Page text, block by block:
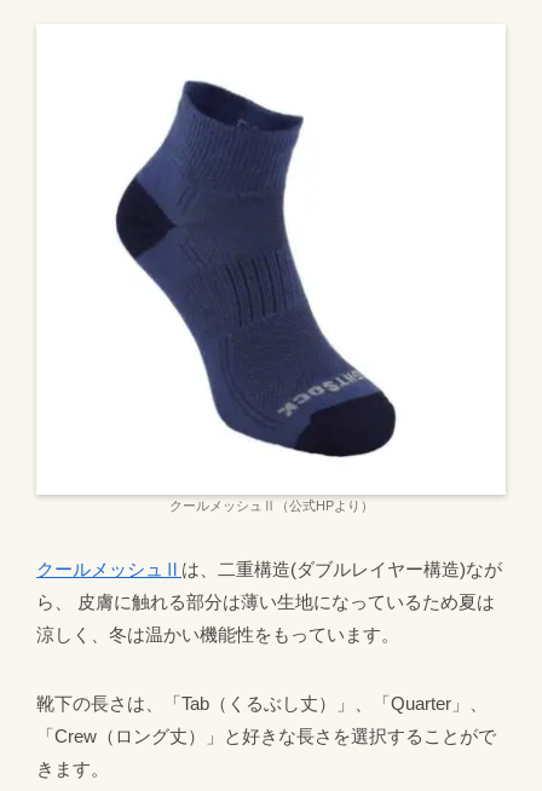
クールメッシュⅡ（公式HPより）
クールメッシュⅡ は、二重構造(ダブルレイヤー構造)なが
ら、 皮膚に触れる部分は薄い生地になっているため夏は
涼しく、冬は温かい機能性をもっています。
靴下の長さは、「Tab（くるぶし丈）」、「Quarter」、
「Crew（ロング丈）」と好きな長さを選択することがで
きます。